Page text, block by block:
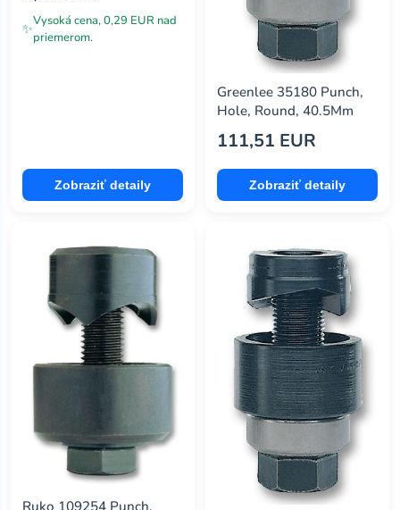
✨Vysoká cena, 0,29 EUR nad
priemerom.
Zobraziť detaily
Greenlee 35180 Punch,
Hole, Round, 40.5Mm
111,51 EUR
Zobraziť detaily
Ruko 109254 Punch,